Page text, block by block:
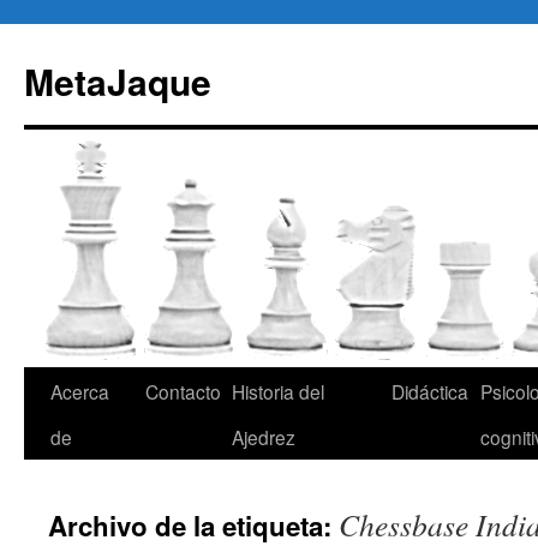
contenido
MetaJaque
Acerca
de
Contacto Historia del
Ajedrez
Didáctica
Archivo de la etiqueta: Chessbase